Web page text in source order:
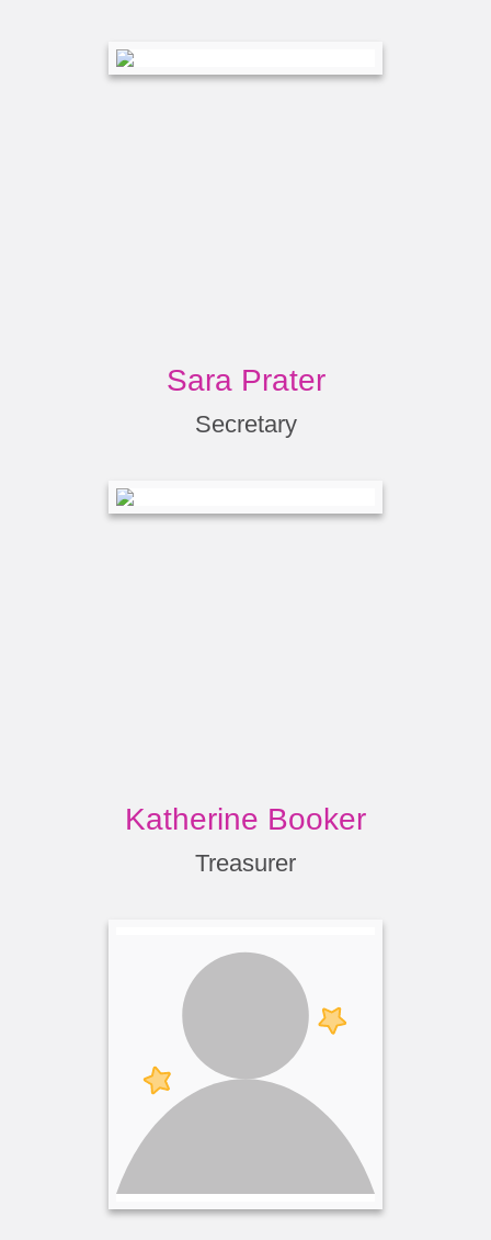
Sara Prater
Secretary
Katherine Booker
Treasurer